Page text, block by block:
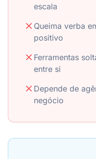
escala
Queima verba
positivo
Ferramentas
entre si
Depende de
negócio